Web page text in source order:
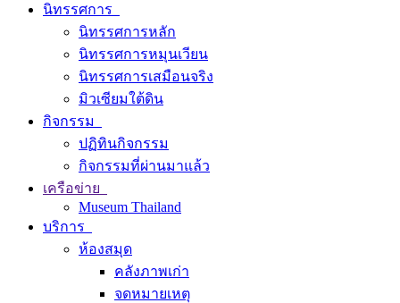
นิทรรศการ
นิทรรศการหลัก
นิทรรศการหมุนเวียน
นิทรรศการเสมือนจริง
มิวเซียมใต้ดิน
กิจกรรม
ปฏิทินกิจกรรม
กิจกรรมที่ผ่านมาแล้ว
เครือข่าย
Museum Thailand
บริการ
ห้องสมุด
คลังภาพเก่า
จดหมายเหตุ